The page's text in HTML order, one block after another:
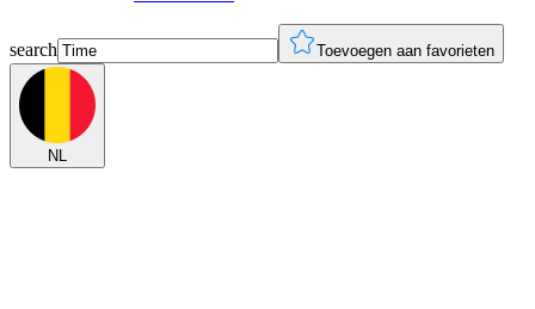
search Toevoegen aan favorieten
NL